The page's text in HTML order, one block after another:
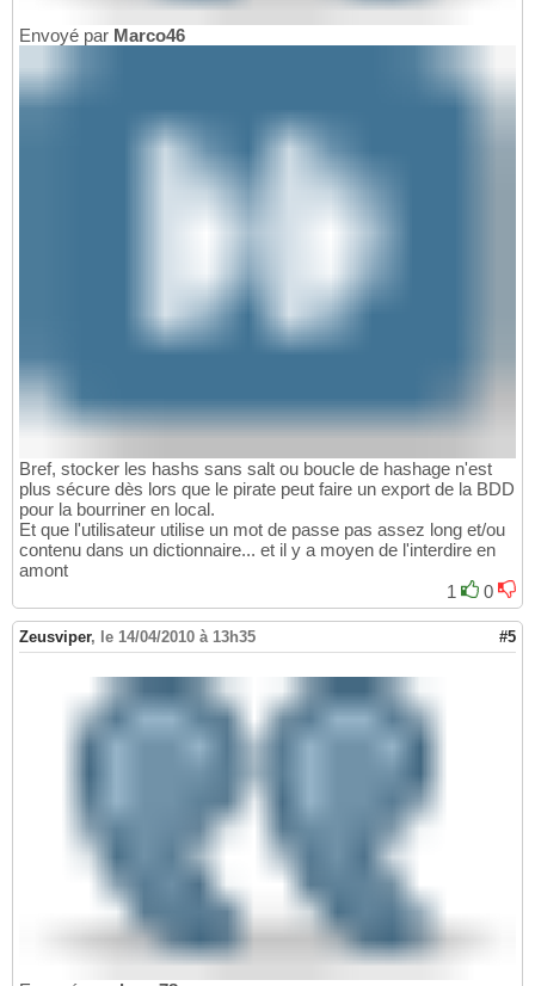
Envoyé par Marco46
Bref, stocker les hashs sans salt ou boucle de hashage n'est
plus sécure dès lors que le pirate peut faire un export de la BDD
pour la bourriner en local.
Et que l'utilisateur utilise un mot de passe pas assez long et/ou
contenu dans un dictionnaire... et il y a moyen de l'interdire en
amont
1
0
Zeusviper, le 14/04/2010 à 13h35 #5